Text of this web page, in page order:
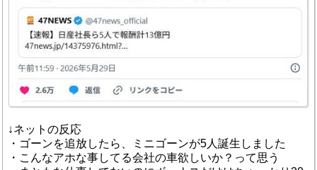
↓ネットの反応
・ゴーンを追放したら、ミニゴーンが5人誕生しました
・こんなアホな事してる会社の車欲しいか？って思う